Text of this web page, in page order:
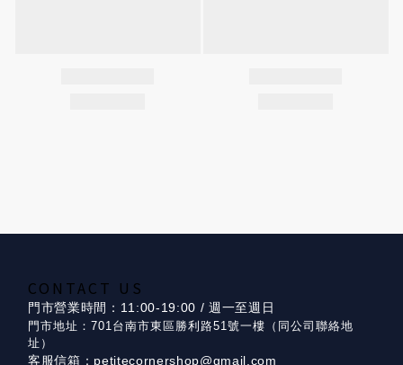
CONTACT US
門市營業時間：11:00-19:00 / 週一至週日
門市地址：701台南市東區勝利路51號一樓（同公司聯絡地
址）
客服信箱：petitecornershop@gmail.com